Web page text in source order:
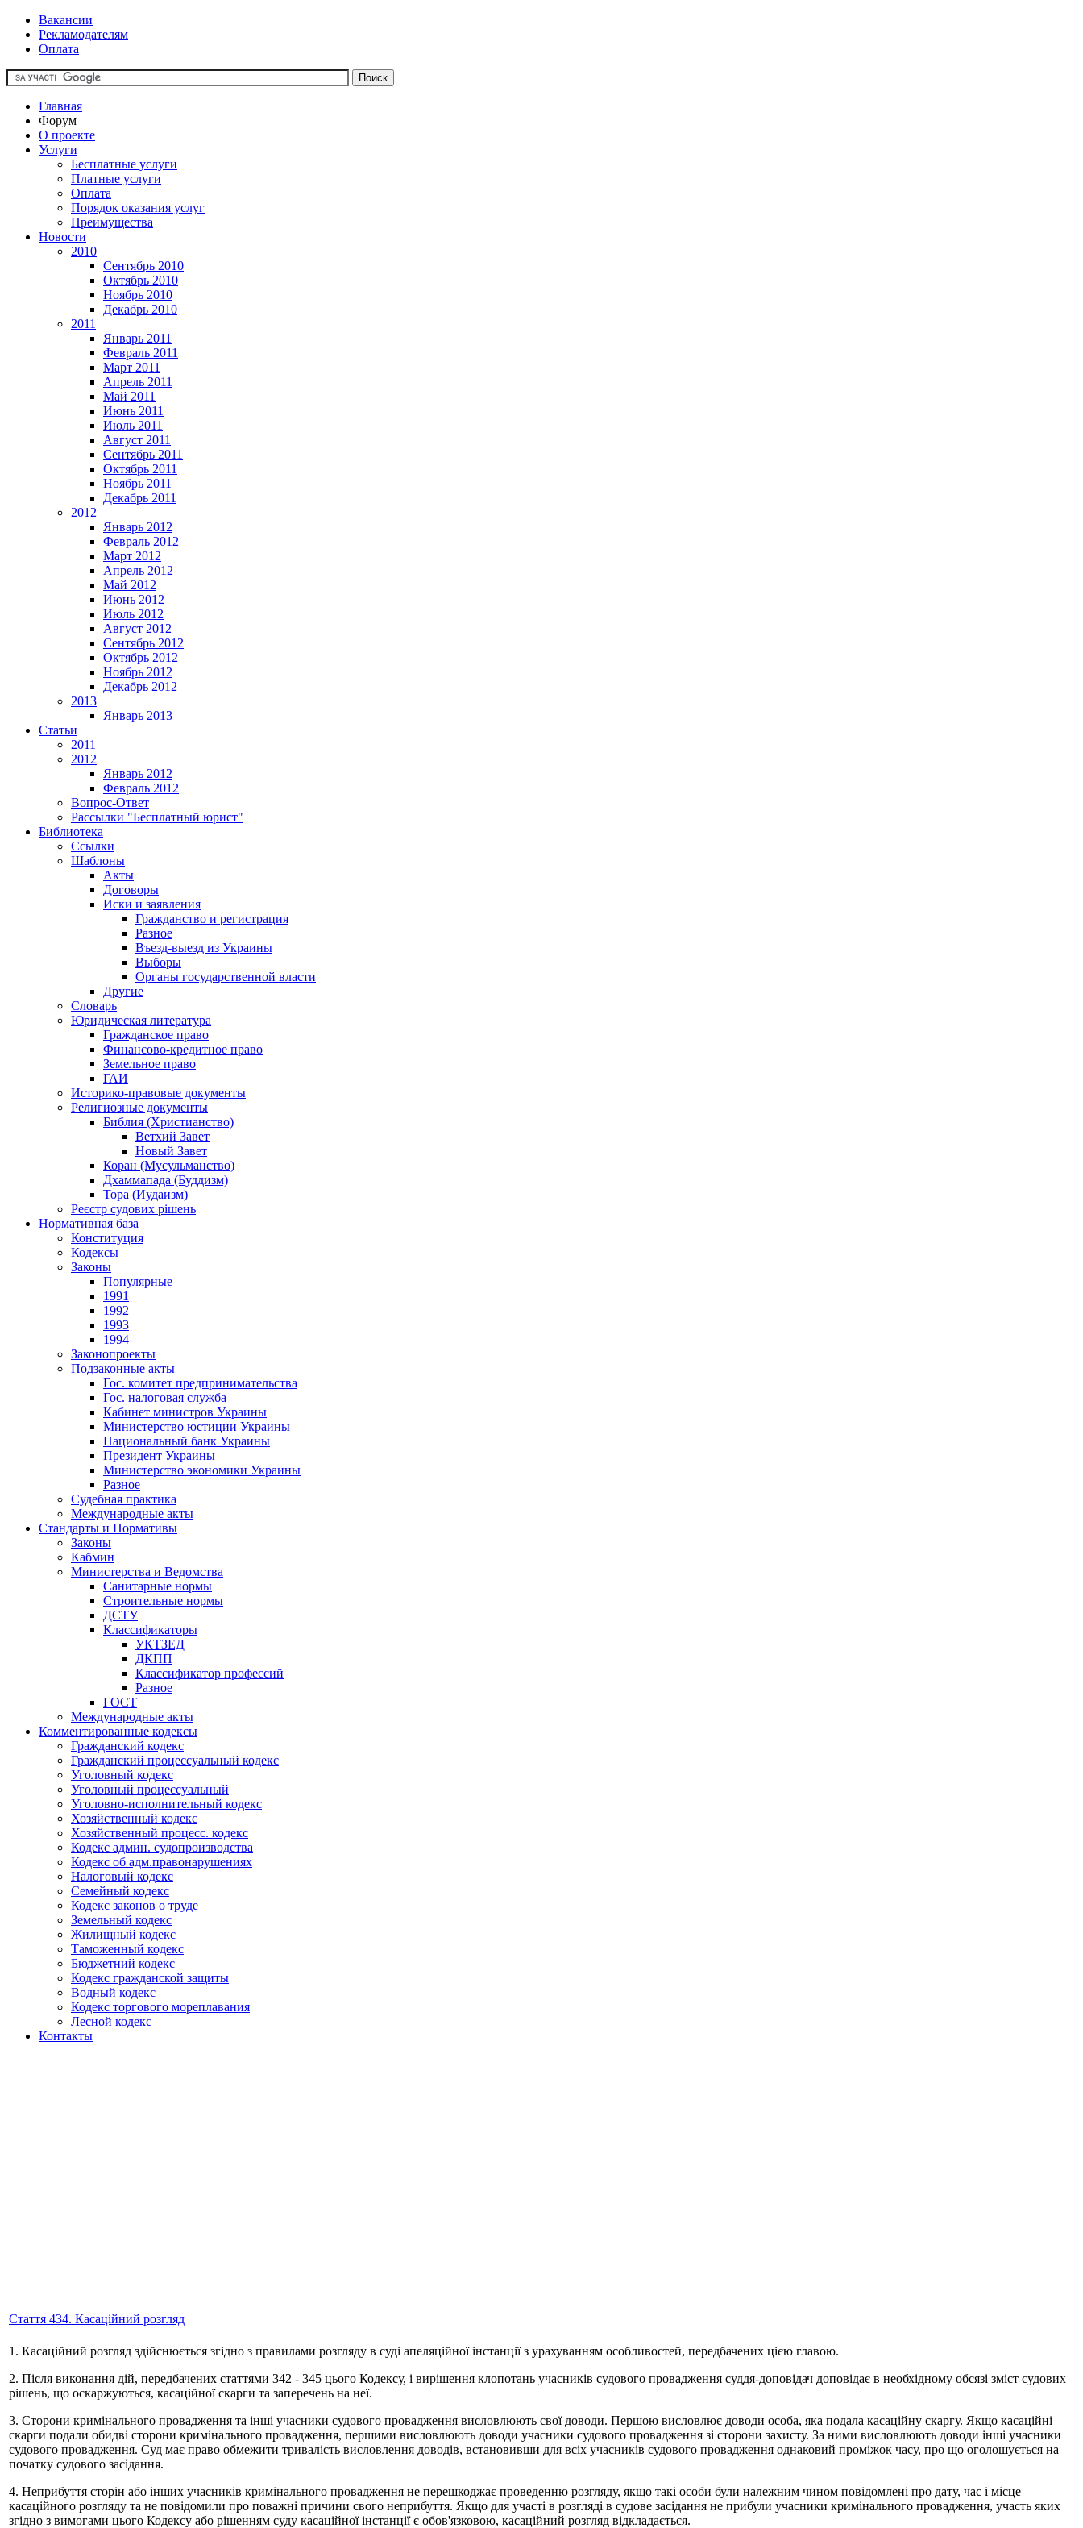
Вакансии
Рекламодателям
Оплата
Главная
Форум
О проекте
Услуги
Бесплатные услуги
Платные услуги
Оплата
Порядок оказания услуг
Преимущества
Новости
2010
Сентябрь 2010
Октябрь 2010
Ноябрь 2010
Декабрь 2010
2011
Январь 2011
Февраль 2011
Март 2011
Апрель 2011
Май 2011
Июнь 2011
Июль 2011
Август 2011
Сентябрь 2011
Октябрь 2011
Ноябрь 2011
Декабрь 2011
2012
Январь 2012
Февраль 2012
Март 2012
Апрель 2012
Май 2012
Июнь 2012
Июль 2012
Август 2012
Сентябрь 2012
Октябрь 2012
Ноябрь 2012
Декабрь 2012
2013
Январь 2013
Статьи
2011
2012
Январь 2012
Февраль 2012
Вопрос-Ответ
Рассылки "Бесплатный юрист"
Библиотека
Ссылки
Шаблоны
Акты
Договоры
Иски и заявления
Гражданство и регистрация
Разное
Въезд-выезд из Украины
Выборы
Органы государственной власти
Другие
Словарь
Юридическая литература
Гражданское право
Финансово-кредитное право
Земельное право
ГАИ
Историко-правовые документы
Религиозные документы
Библия (Христианство)
Ветхий Завет
Новый Завет
Коран (Мусульманство)
Дхаммапада (Буддизм)
Тора (Иудаизм)
Реєстр судових рішень
Нормативная база
Конституция
Кодексы
Законы
Популярные
1991
1992
1993
1994
Законопроекты
Подзаконные акты
Гос. комитет предпринимательства
Гос. налоговая служба
Кабинет министров Украины
Министерство юстиции Украины
Национальный банк Украины
Президент Украины
Министерство экономики Украины
Разное
Судебная практика
Международные акты
Стандарты и Нормативы
Законы
Кабмин
Министерства и Ведомства
Санитарные нормы
Строительные нормы
ДСТУ
Классификаторы
УКТЗЕД
ДКПП
Классификатор профессий
Разное
ГОСТ
Международные акты
Комментированные кодексы
Гражданский кодекс
Гражданский процессуальный кодекс
Уголовный кодекс
Уголовный процессуальный
Уголовно-исполнительный кодекс
Хозяйственный кодекс
Хозяйственный процесс. кодекс
Кодекс админ. судопроизводства
Кодекс об адм.правонарушениях
Налоговый кодекс
Семейный кодекс
Кодекс законов о труде
Земельный кодекс
Жилищный кодекс
Таможенный кодекс
Бюджетний кодекс
Кодекс гражданской защиты
Водный кодекс
Кодекс торгового мореплавания
Лесной кодекс
Контакты
Стаття 434. Касаційний розгляд
1. Касаційний розгляд здійснюється згідно з правилами розгляду в суді апеляційної інстанції з урахуванням особливостей, передбачених цією главою.
2. Після виконання дій, передбачених статтями 342 - 345 цього Кодексу, і вирішення клопотань учасників судового провадження суддя-доповідач доповідає в необхідному обсязі зміст судових
рішень, що оскаржуються, касаційної скарги та заперечень на неї.
3. Сторони кримінального провадження та інші учасники судового провадження висловлюють свої доводи. Першою висловлює доводи особа, яка подала касаційну скаргу. Якщо касаційні
скарги подали обидві сторони кримінального провадження, першими висловлюють доводи учасники судового провадження зі сторони захисту. За ними висловлюють доводи інші учасники
судового провадження. Суд має право обмежити тривалість висловлення доводів, встановивши для всіх учасників судового провадження однаковий проміжок часу, про що оголошується на
початку судового засідання.
4. Неприбуття сторін або інших учасників кримінального провадження не перешкоджає проведенню розгляду, якщо такі особи були належним чином повідомлені про дату, час і місце
касаційного розгляду та не повідомили про поважні причини свого неприбуття. Якщо для участі в розгляді в судове засідання не прибули учасники кримінального провадження, участь яких
згідно з вимогами цього Кодексу або рішенням суду касаційної інстанції є обов'язковою, касаційний розгляд відкладається.